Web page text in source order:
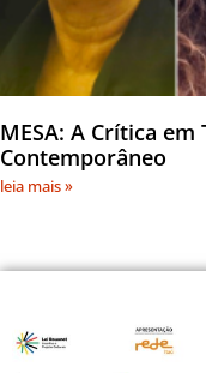
MESA: A Crítica em
Contemporâneo
leia mais »